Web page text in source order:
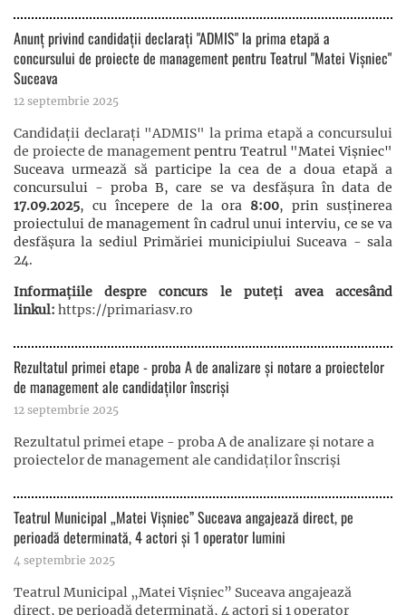
Anunț privind candidații declarați "ADMIS" la prima etapă a
concursului de proiecte de management pentru Teatrul "Matei Vișniec"
Suceava
12 septembrie 2025
Candidații declarați "ADMIS" la prima etapă a concursului
de proiecte de managementpentru Teatrul "Matei Vișniec"
Suceava urmează să participe la cea de a doua etapă a
concursului - proba B, care se va desfășura în data de
17.09.2025, cu începere de la ora 8:00, prin susținerea
proiectului de management în cadrul unui interviu, ce se va
desfășura la sediul Primăriei municipiului Suceava - sala
24.
Informațiile despre concurs le puteți avea accesând
linkul: https://primariasv.ro
Rezultatul primei etape - proba A de analizare și notare a proiectelor
de management ale candidaților înscriși
12 septembrie 2025
Rezultatul primei etape - proba A de analizare și notare a
proiectelor de management ale candidaților înscriși
Teatrul Municipal „Matei Vișniec” Suceava angajează direct, pe
perioadă determinată, 4 actori și 1 operator lumini
4 septembrie 2025
Teatrul Municipal „Matei Vișniec” Suceava angajează
direct, pe perioadă determinată, 4 actori și 1 operator